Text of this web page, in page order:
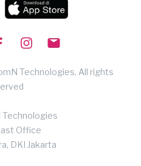
Technologies, All rights
Technologies
Office
DKI Jakarta